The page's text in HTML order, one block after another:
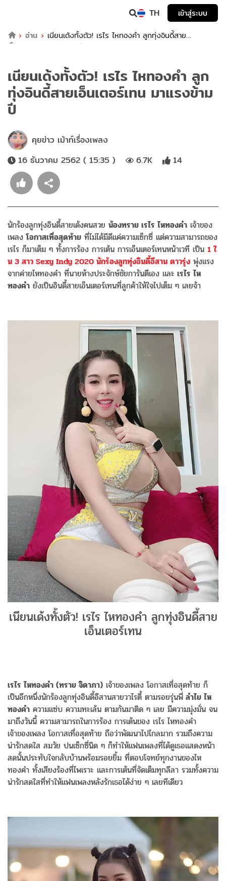
TH
เข้าสู่ระบบ
อ่าน
เนียนเด้งทั้งตัว! เรไร ไหทองคำ ลูกทุ่งอินดี้สาย
เอ็นเตอร์เทน มาแรงข้ามปี
เนียนเด้งทั้งตัว! เรไร ไหทองคำ ลูก
ทุ่งอินดี้สายเอ็นเตอร์เทน มาแรงข้าม
ปี
คุยข่าว เม้าท์เรื่องเพลง
16 ธันวาคม 2562 ( 15:35 )
6.7K 14
นักร้องลูกทุ่งอินดี้สายเด้งคนสวย น้องทราย เรไร ไหทองคำ เจ้าของ
เพลงโอกาสเทื่อสุดท้าย ที่ไม่ได้มีดีแค่ความเซ็กซี่ แต่ความสามารถของ
เรไร ก็มาเต็ม ๆ ทั้งการร้อง การเต้น การเอ็นเตอร์เทนหน้าเวที เป็น 1 ใ
น 3 สาว Sexy Indy 2020 นักร้องลูกทุ่งอินดี้อีสาน ดาวรุ่ง พุ่งแรง
จากค่ายไหทองคำ ที่นายห้างประจักษ์ชัยการันตีเอง และ เรไร ไห
ทองคำ ยังเป็นอินดี้สายเอ็นเตอร์เทนที่ลูกค้าให้ใจไปเต็ม ๆ เลยจ้า
เนียนเด้งทั้งตัว! เรไร ไหทองคำ ลูกทุ่งอินดี้สาย
เอ็นเตอร์เทน
เรไร ไหทองคำ (ทราย จิดาภา) เจ้าของเพลง โอกาสเทื่อสุดท้าย ก็
เป็นอีกหนึ่งนักร้องลูกทุ่งอินดี้อีสานสายวาไรตี้ ตามรอยรุ่นพี่ ลำไย ไห
ทองคำ ความแซ่บ ความทะเล้น ตามกันมาติด ๆ เลย มีความมุ่งมั่น จน
มาถึงวันนี้ ความสามารถในการร้อง การเต้นของ เรไร ไหทองคำ
เจ้าของเพลง โอกาสเทื่อสุดท้าย ถือว่าพัฒนาไปไกลมาก รวมถึงความ
น่ารักสดใส สมวัย ปนเซ็กซี่นิด ๆ ก็ทำให้แฟนเพลงที่ได้ดูเธอแสดงหน้า
สดนั้นประทับใจกลับบ้านพร้อมรอยยิ้ม ที่ตอบโจทย์ทุกงานของไห
ทองคำ ทั้งเสียงร้องที่ไพเราะ และการเต้นที่จัดเต็มทุกลีลา รวมทั้งความ
น่ารักสดใสที่ทำให้แฟนเพลงหลังรักเธอได้ง่าย ๆ เลยทีเดียว